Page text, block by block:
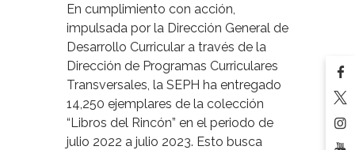
En cumplimiento con acción,
impulsada por la Dirección General de
Desarrollo Curricular a través de la
Dirección de Programas Curriculares
Transversales, la SEPH ha entregado
14,250 ejemplares de la colección
“Libros del Rincón” en el periodo de
julio 2022 a julio 2023. Esto busca